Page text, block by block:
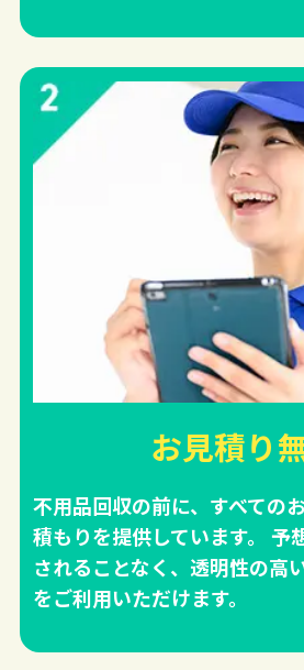
お見積り
不用品回収の前に、すべての
積もりを提供しています。 予
されることなく、透明性の高
をご利用いただけます。